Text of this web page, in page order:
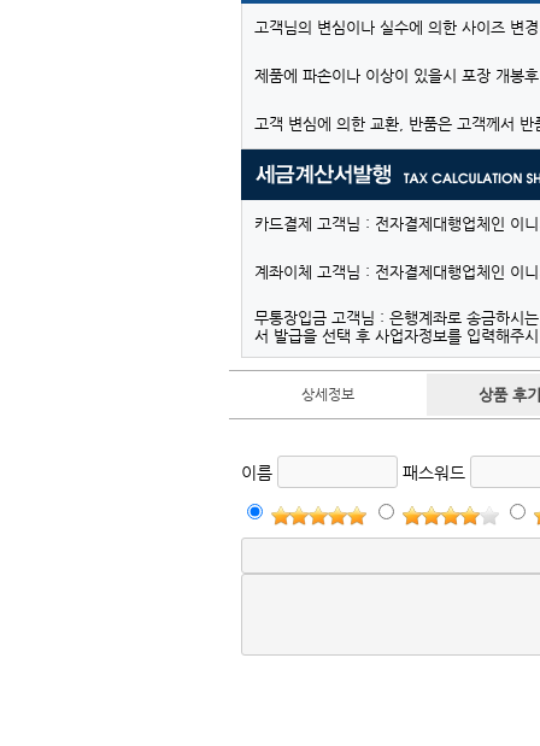
고객님의 변심이나 실수에 의한 사이즈 변
제품에 파손이나 이상이 있을시 포장 개봉
고객 변심에 의한 교환, 반품은 고객께서
카드결제 고객님 : 전자결제대행업체인 이
계좌이체 고객님 : 전자결제대행업체인 이
무통장입금 고객님 : 은행계좌로 송금하시
서 발급을 선택 후 사업자정보를 입력해주
상세정보 상품 후
이름 패스워드